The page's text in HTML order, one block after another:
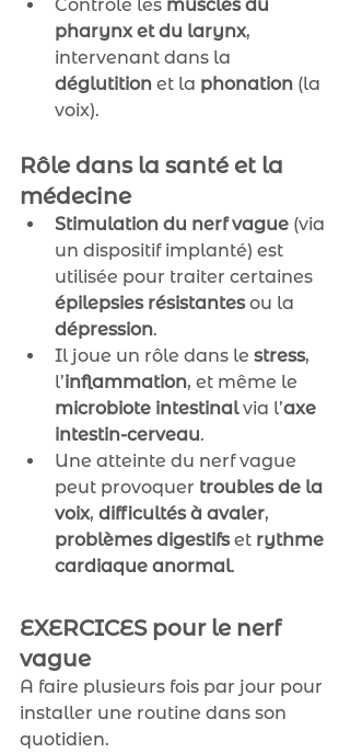
Contrôle les muscles du
pharynx et du larynx,
intervenant dans la
déglutition et la phonation (la
voix).
Rôle dans la santé et la
médecine
Stimulation du nerf vague (via
un dispositif implanté) est
utilisée pour traiter certaines
épilepsies résistantes ou la
dépression.
Il joue un rôle dans le stress,
l’inflammation, et même le
microbiote intestinal via l’axe
intestin-cerveau.
Une atteinte du nerf vague
peut provoquer troubles de la
voix, difficultés à avaler,
problèmes digestifs et rythme
cardiaque anormal.
EXERCICES pour le nerf
vague
A faire plusieurs fois par jour pour
installer une routine dans son
quotidien.